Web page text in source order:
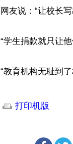
网友说：“让校长
“学生捐款就只让
“教育机构无耻到
打印机版